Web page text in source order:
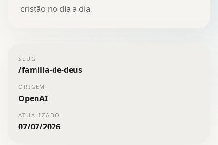
cristão no dia a dia.
SLUG
/familia-de-deus
ORIGEM
OpenAI
ATUALIZADO
07/07/2026